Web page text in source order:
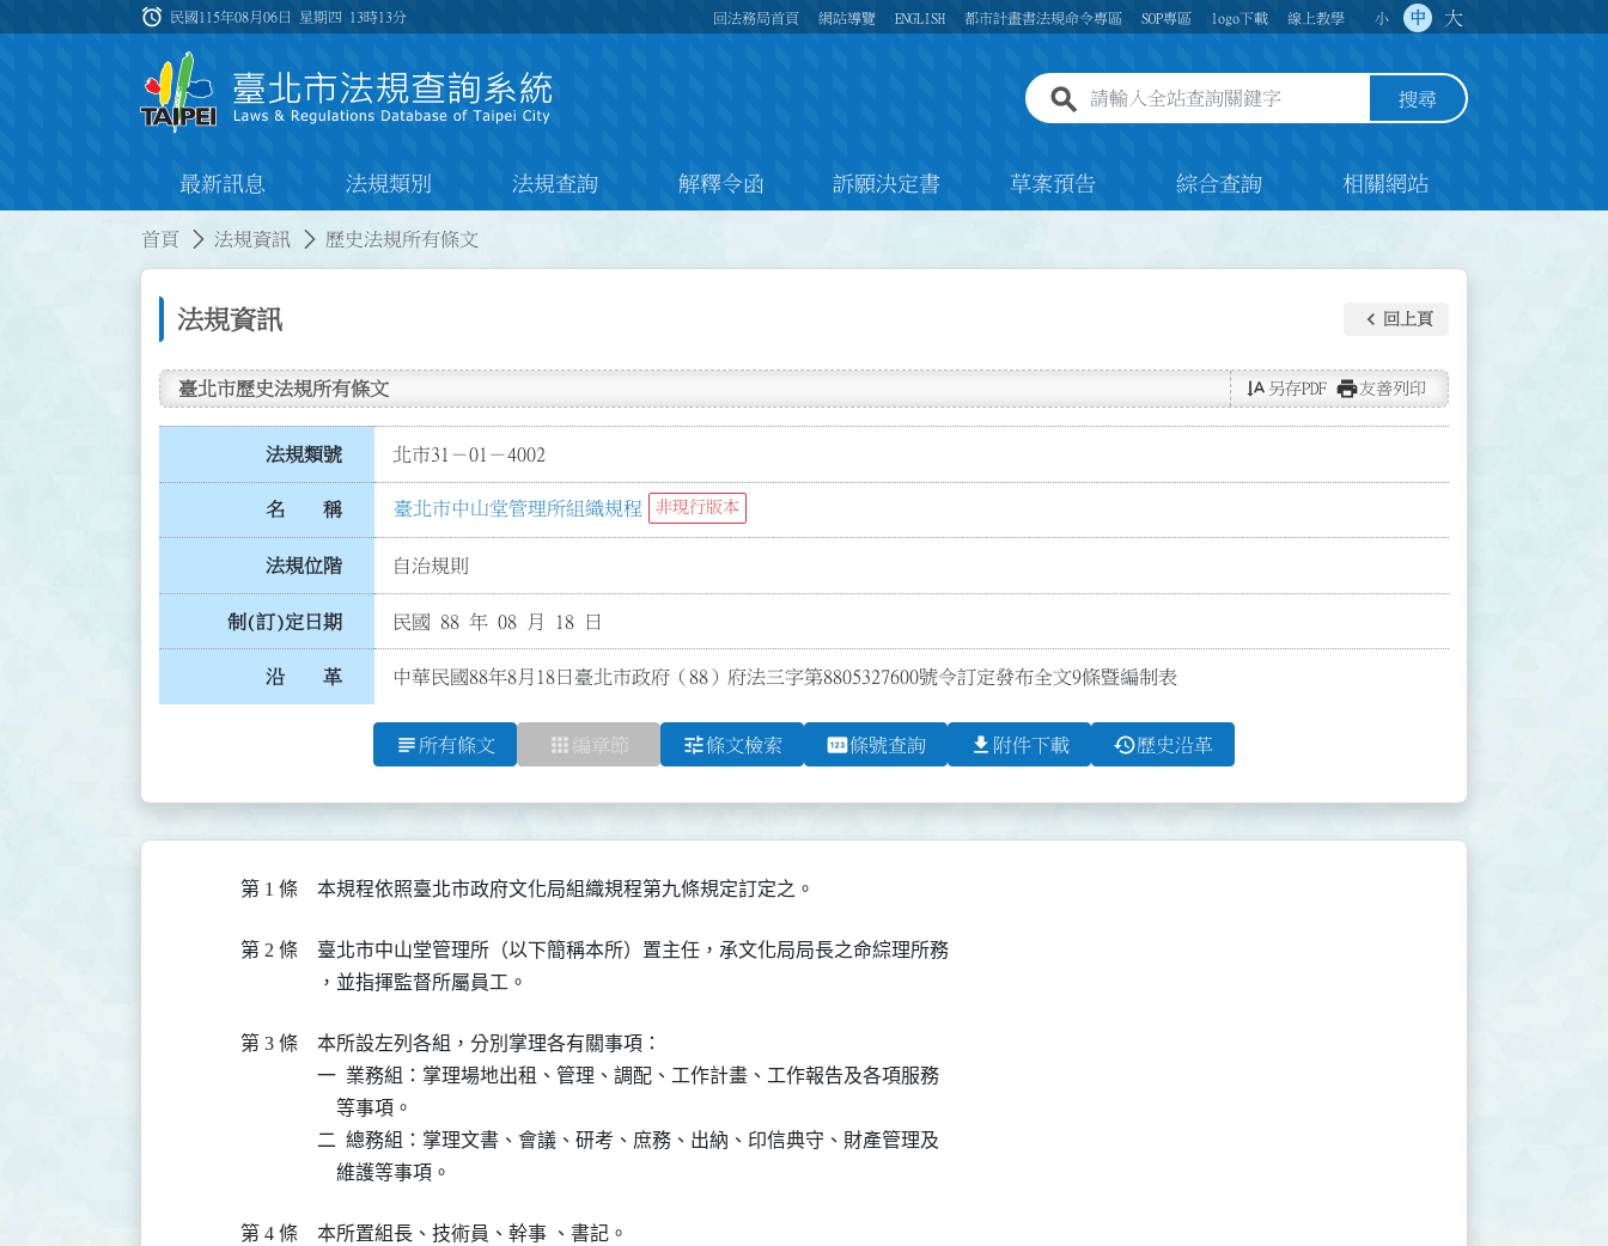
:::
alarm 民國115年08月06日 星期四 13時13分 回法務局首頁 網站導覽 ENGLISH 都市計畫書法規命令專區 SOP專區 logo下載 線上教學 小 中 大
全站查詢關鍵字欄位 搜尋
最新訊息 法規類別 法規查詢 解釋令函 訴願決定書 草案預告 綜合查詢 相關網站
首頁 法規資訊 歷史法規所有條文
法規資訊 keyboard_arrow_left 回上頁
臺北市歷史法規所有條文 text_rotate_vertical 另存PDF print友善列印
法規類號 北市31－01－4002
名 稱 臺北市中山堂管理所組織規程 非現行版本
法規位階 自治規則
制(訂)定日期 民國 88 年 08 月 18 日
沿 革 中華民國88年8月18日臺北市政府（88）府法三字第8805327600號令訂定發布全文9條暨編制表
subject 所有條文 apps 編章節 tune條文檢索 pin條號查詢 file_download 附件下載 history歷史沿革
第 1 條 本規程依照臺北市政府文化局組織規程第九條規定訂定之。
第 2 條
臺北市中山堂管理所（以下簡稱本所）置主任，承文化局局長之命綜理所務
，並指揮監督所屬員工。
第 3 條
本所設左列各組，分別掌理各有關事項：
一  業務組：掌理場地出租、管理、調配、工作計畫、工作報告及各項服務
    等事項。
二  總務組：掌理文書、會議、研考、庶務、出納、印信典守、財產管理及
    維護等事項。
第 4 條 本所置組長、技術員、幹事 、書記。